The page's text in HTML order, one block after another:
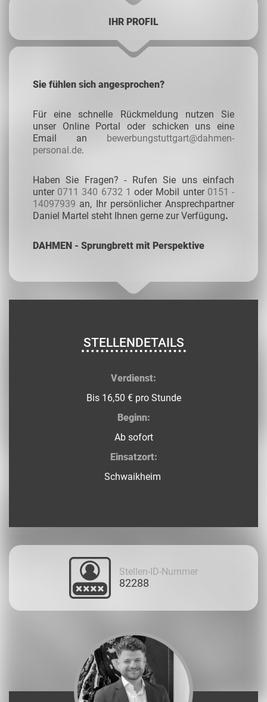
IHR PROFIL
Sie fühlen sich angesprochen?
Für eine schnelle Rückmeldung nutzen Sie
unser Online Portal oder schicken uns eine
Email an bewerbungstuttgart@dahmen-
personal.de.
Haben Sie Fragen? - Rufen Sie uns einfach
unter 0711 340 6732 1 oder Mobil unter 0151 -
14097939 an, Ihr persönlicher Ansprechpartner
Daniel Martel steht Ihnen gerne zur Verfügung.
DAHMEN - Sprungbrett mit Perspektive
STELLENDETAILS
Verdienst:
Bis 16,50 € pro Stunde
Beginn:
Ab sofort
Einsatzort:
Schwaikheim
Stellen-ID-Nummer
82288